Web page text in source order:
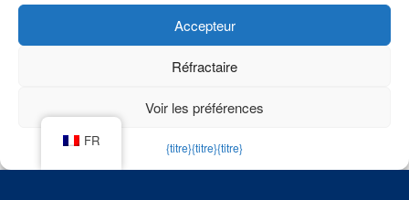
Accepteur
Réfractaire
Voir les préférences
{titre}{titre}{titre}
à
rapide
Dernières nouvelles
FR